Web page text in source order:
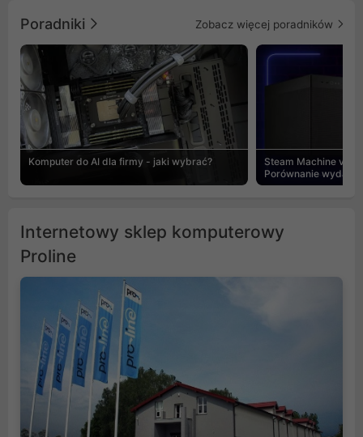
Poradniki Zobacz więcej poradników
Komputer do AI dla firmy - jaki wybrać?
Steam Machine vs
Porównanie
Internetowy sklep komputerowy
Proline